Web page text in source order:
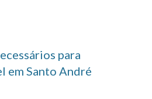
para
em Santo André